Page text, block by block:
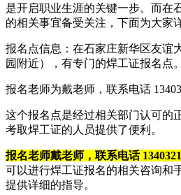
是开启职业生涯的关键一步。而在
的相关事宜备受关注，下面为大家
报名点信息：在石家庄新华区友谊
园附近），有专门的焊工证报名点。
报名老师为戴老师，联系电话
这个报名点是经过相关部门认可的
考取焊工证的人员提供了便利。
报名老师戴老师，联系电话
可以进行焊工证报名的相关咨询和
提供详细的指导。